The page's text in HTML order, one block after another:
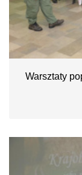
Warsztaty